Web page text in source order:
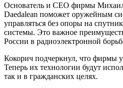
Основатель и CEO фирмы
Daedalean поможет оружейным
управляться без опоры на
системы. Это важное
России в радиоэлектронной
Кокорич подчеркнул, что фирмы
Теперь их технологии будут
так и в гражданских целях.